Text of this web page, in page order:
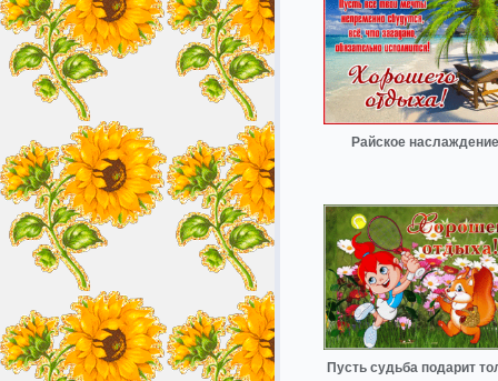
Райское наслаждение
Пусть судьба подарит